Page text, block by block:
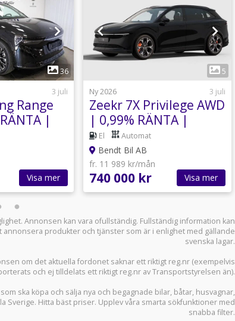
36
3 juli
Range
|
Visa mer
5
Ny 2026
3 juli
Zeekr 7X Privilege AWD
| 0,99% RÄNTA |
Comfort Package
El Automat
Bendt Bil AB
fr. 11 989 kr/mån
740 000 kr Visa mer
Annonsen kan vara ofullständig. Fullständig information kan
produkter och tjänster som är i enlighet med gällande
svenska lagar.
om det aktuella fordonet saknar ett riktigt reg.nr (exempelvis
och ej tilldelats ett riktigt reg.nr av Transportstyrelsen än).
ska köpa och sälja nya och begagnade bilar, båtar, husvagnar,
Sverige. Hitta bäst priser. Upplev våra smarta sökfunktioner med
snabba filter.